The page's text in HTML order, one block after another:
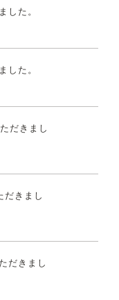
した。
した。
だきまし
だきまし
だきまし